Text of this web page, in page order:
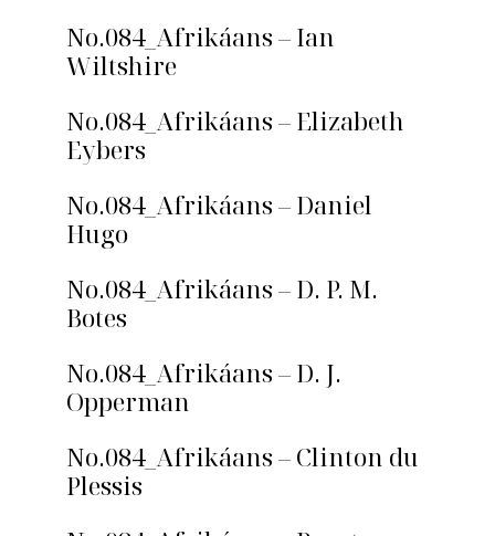
No.084_Afrikáans – Ian
Wiltshire
No.084_Afrikáans – Elizabeth
Eybers
No.084_Afrikáans – Daniel
Hugo
No.084_Afrikáans – D. P. M.
Botes
No.084_Afrikáans – D. J.
Opperman
No.084_Afrikáans – Clinton du
Plessis